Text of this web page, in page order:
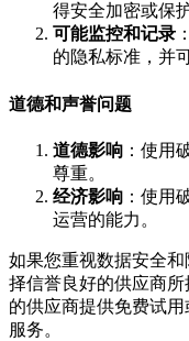
得安全加密或保护
可能监控和记录
的隐私标准，并
道德和声誉问题
道德影响 ：使用
尊重。
经济影响 ：使用
运营的能力。
如果您重视数据安全
择信誉良好的供应商
的供应商提供免费试
服务。